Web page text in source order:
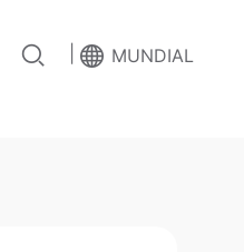
MUNDIAL